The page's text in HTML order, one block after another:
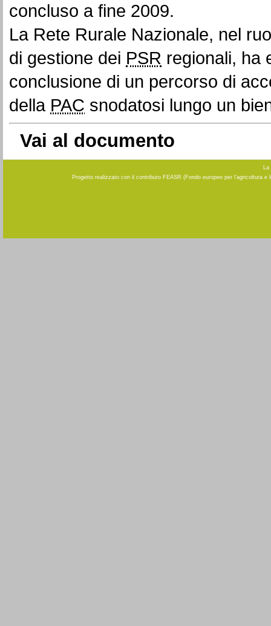
concluso a fine 2009.
La Rete Rurale Nazionale, nel
di gestione dei PSR regionali, ha
conclusione di un percorso di
della PAC snodatosi lungo un
Vai al documento
La
Progetto realizzato con il contributo FEASR (Fondo europeo per l'agricoltura